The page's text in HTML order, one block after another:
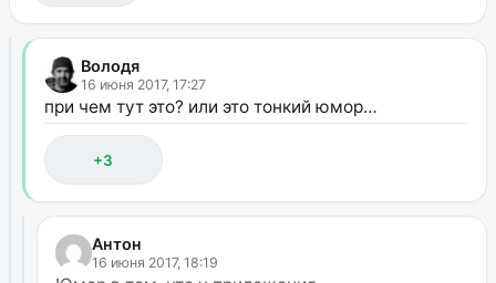
Володя
16 июня 2017, 17:27
при чем тут это? или это тонкий юмор…
+3
Антон
16 июня 2017, 18:19